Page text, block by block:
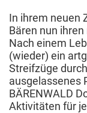
In ihrem neuen
Bären nun
Nach einem
(wieder) ein
Streifzüge
ausgelassenes
BÄRENWALD
Aktivitäten für